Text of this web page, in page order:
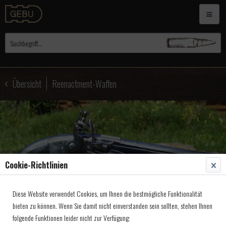
Übersicht Reenactment-Waffen
Cookie-Richtlinien
Diese Website verwendet Cookies, um Ihnen die bestmögliche Funktionalität
bieten zu können. Wenn Sie damit nicht einverstanden sein sollten, stehen Ihnen
folgende Funktionen leider nicht zur Verfügung: